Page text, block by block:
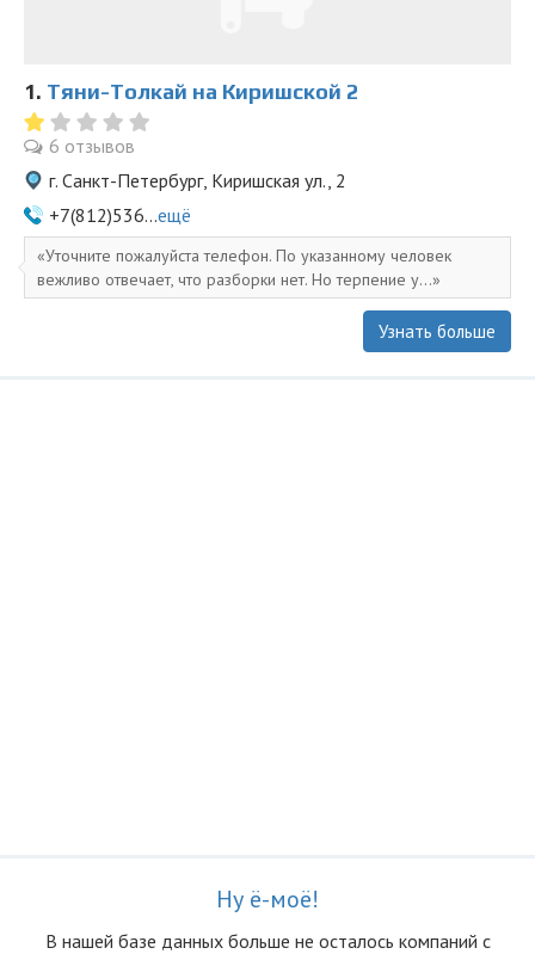
1. Тяни-Толкай на Киришской 2
6 отзывов
г. Санкт-Петербург, Киришская ул., 2
+7(812)536...ещё
Уточните пожалуйста телефон. По указанному человек
вежливо отвечает, что разборки нет. Но терпение у...
Узнать больше
Ну ё-моё!
В нашей базе данных больше не осталоcь компаний с